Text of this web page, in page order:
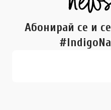
Абонирай се и